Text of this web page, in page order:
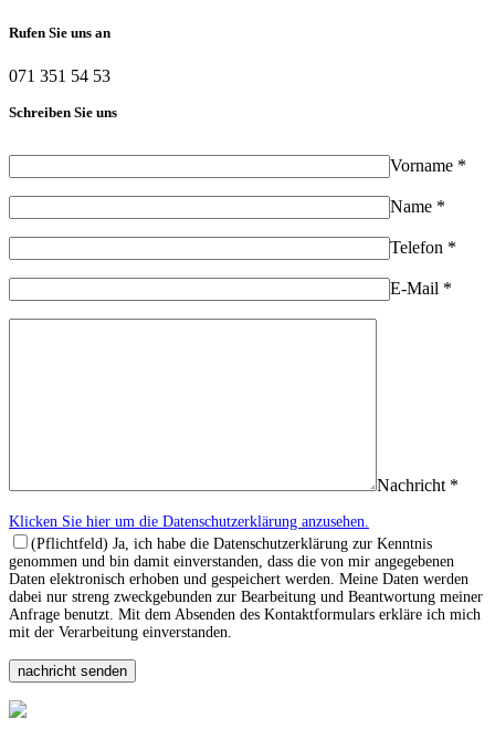
Rufen Sie uns an
071 351 54 53
Schreiben Sie uns
Vorname *
Name *
Telefon *
E-Mail *
Nachricht *
Klicken Sie hier um die Datenschutzerklärung anzusehen.
(Pflichtfeld) Ja, ich habe die Datenschutzerklärung zur Kenntnis
genommen und bin damit einverstanden, dass die von mir angegebenen
Daten elektronisch erhoben und gespeichert werden. Meine Daten werden
dabei nur streng zweckgebunden zur Bearbeitung und Beantwortung meiner
Anfrage benutzt. Mit dem Absenden des Kontaktformulars erkläre ich mich
mit der Verarbeitung einverstanden.